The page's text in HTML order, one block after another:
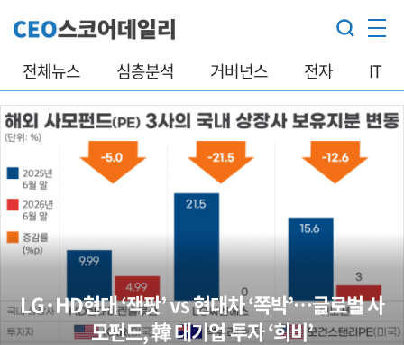
전체뉴스 심층분석 거버넌스 전자 IT
LG·HD현대 ‘잭팟’ vs 현대차 ‘쪽박’…글로벌 사
모펀드, 韓 대기업 투자 ‘희비’